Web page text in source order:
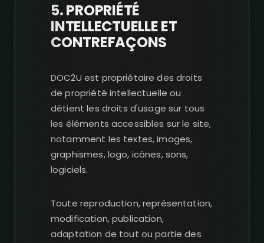
5. PROPRIÉTÉ
INTELLECTUELLE ET
CONTREFAÇONS
DOC2U est propriétaire des droits
de propriété intellectuelle ou
détient les droits d'usage sur tous
les éléments accessibles sur le site,
notamment les textes, images,
graphismes, logo, icônes, sons,
logiciels.
Toute reproduction, représentation,
modification, publication,
adaptation de tout ou partie des